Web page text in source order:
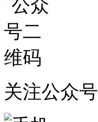
关注公众号